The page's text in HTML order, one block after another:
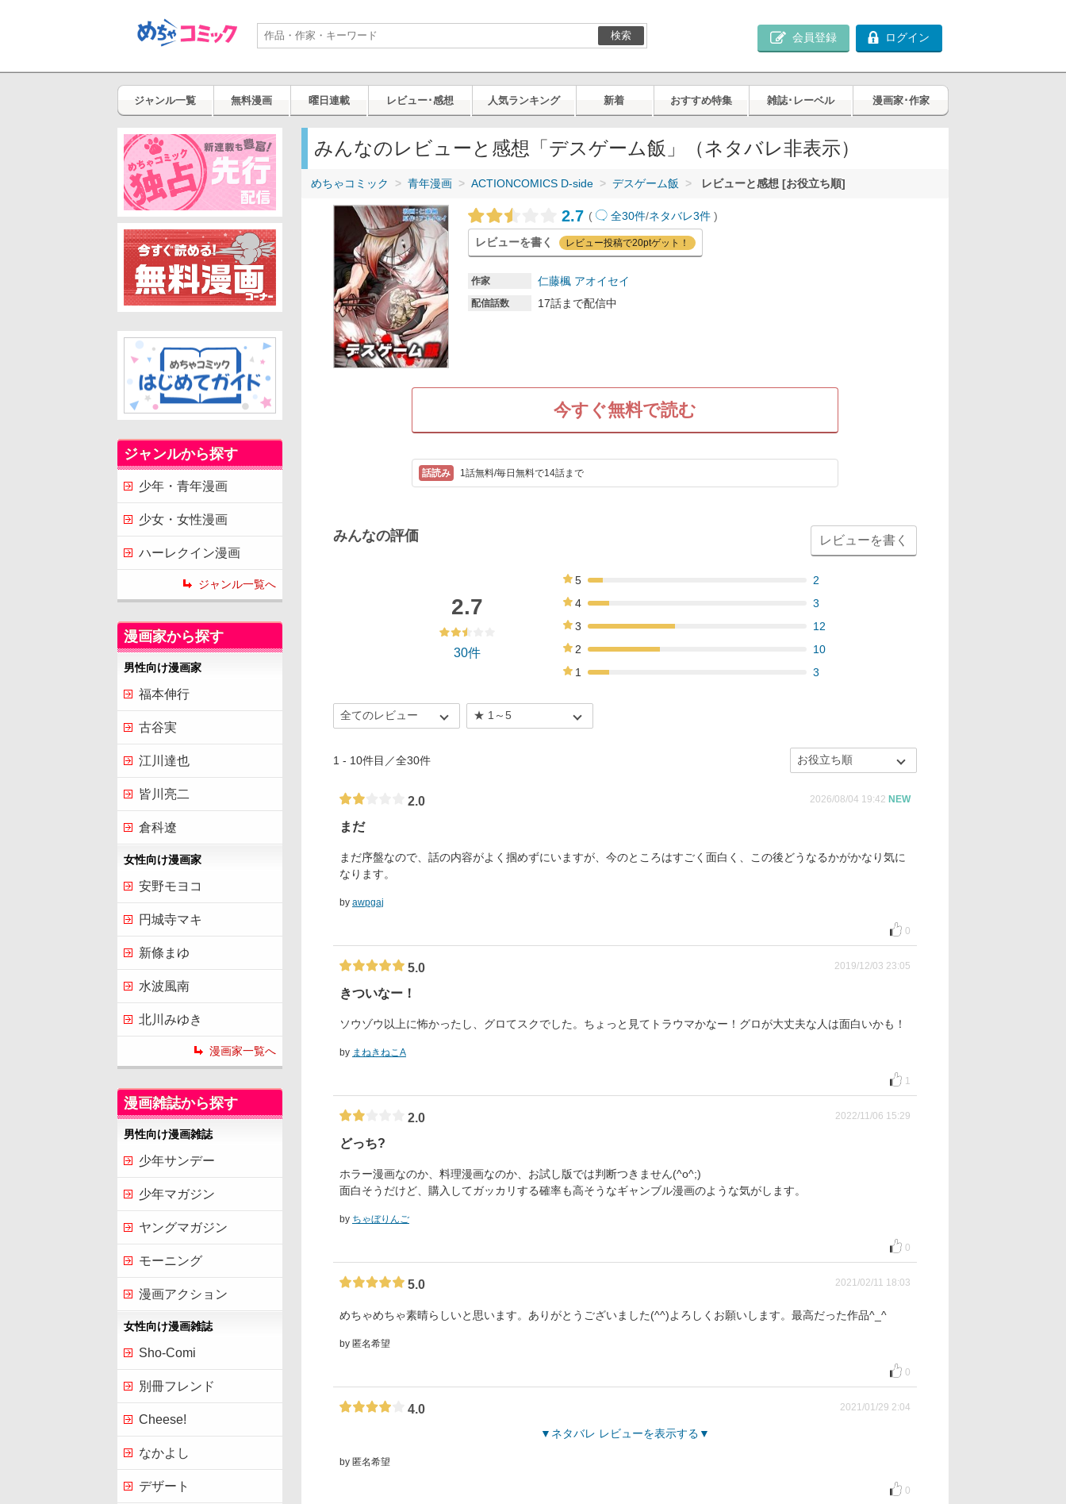
検索 会員登録 ログイン
ジャンル一覧 無料漫画 曜日連載 レビュー･感想 人気ランキング 新着 おすすめ特集 雑誌･レーベル 漫画家･作家
みんなのレビューと感想「デスゲーム飯」（ネタバレ非表示）
めちゃコミック 青年漫画 ACTIONCOMICS D-side デスゲーム飯 レビューと感想 [お役立ち順]
2.7 ( 全30件/ネタバレ3件 )
レビューを書く レビュー投稿で20ptゲット！
作家 仁藤楓 アオイセイ
配信話数 17話まで配信中
今すぐ無料で読む
1話無料/毎日無料で14話まで
みんなの評価 レビューを書く
2.7
30件
5
2
4
3
3
12
2
10
1
3
1 - 10件目／全30件
2.0 2026/08/04 19:42 NEW
まだ
まだ序盤なので、話の内容がよく掴めずにいますが、今のところはすごく面白く、この後どうなるかがかなり気に
なります。
by awpgaj
0
5.0 2019/12/03 23:05
きついなー！
ソウゾウ以上に怖かったし、グロてスクでした。ちょっと見てトラウマかなー！グロが大丈夫な人は面白いかも！
by まねきねこA
1
2.0 2022/11/06 15:29
どっち?
ホラー漫画なのか、料理漫画なのか、お試し版では判断つきません(^o^;)
面白そうだけど、購入してガッカリする確率も高そうなギャンブル漫画のような気がします。
by ちゃぼりんご
0
5.0 2021/02/11 18:03
めちゃめちゃ素晴らしいと思います。ありがとうございました(^^)よろしくお願いします。最高だった作品^_^
by 匿名希望
0
4.0 2021/01/29 2:04
ネタバレ レビューを表示する
by 匿名希望
0
ジャンルから探す
少年・青年漫画
少女・女性漫画
ハーレクイン漫画
ジャンル一覧へ
漫画家から探す
男性向け漫画家
福本伸行
古谷実
江川達也
皆川亮二
倉科遼
女性向け漫画家
安野モヨコ
円城寺マキ
新條まゆ
水波風南
北川みゆき
漫画家一覧へ
漫画雑誌から探す
男性向け漫画雑誌
少年サンデー
少年マガジン
ヤングマガジン
モーニング
漫画アクション
女性向け漫画雑誌
Sho-Comi
別冊フレンド
Cheese!
なかよし
デザート